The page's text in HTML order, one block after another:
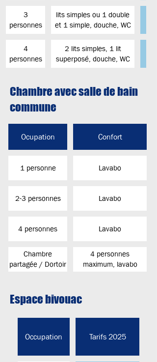
3
personnes
lits simples ou 1 double
et 1 simple, douche, WC
4
personnes
2 lits simples, 1 lit
superposé, douche, WC
Chambre avec salle de bain
commune
Ocupation Confort
1 personne Lavabo
2-3 personnes Lavabo
4 personnes Lavabo
Chambre
partagée / Dortoir
4 personnes
maximum, lavabo
Espace bivouac
Occupation Tarifs 2025